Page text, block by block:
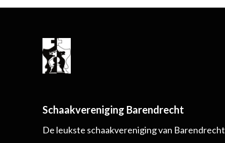
Schaakvereniging Barendrecht
De leukste schaakvereniging van Barendrecht